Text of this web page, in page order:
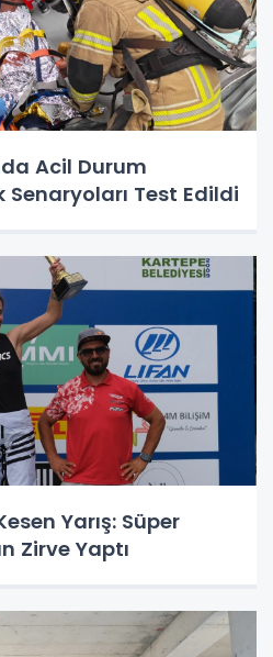
Acil Durum
Senaryoları Test Edildi
Yarış: Süper
Zirve Yaptı